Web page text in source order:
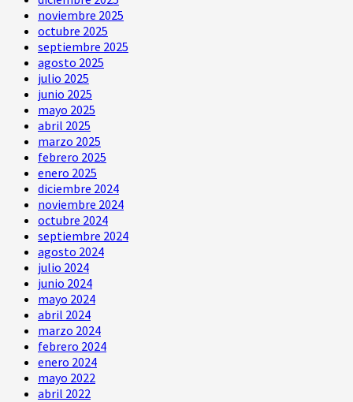
noviembre 2025
octubre 2025
septiembre 2025
agosto 2025
julio 2025
junio 2025
mayo 2025
abril 2025
marzo 2025
febrero 2025
enero 2025
diciembre 2024
noviembre 2024
octubre 2024
septiembre 2024
agosto 2024
julio 2024
junio 2024
mayo 2024
abril 2024
marzo 2024
febrero 2024
enero 2024
mayo 2022
abril 2022